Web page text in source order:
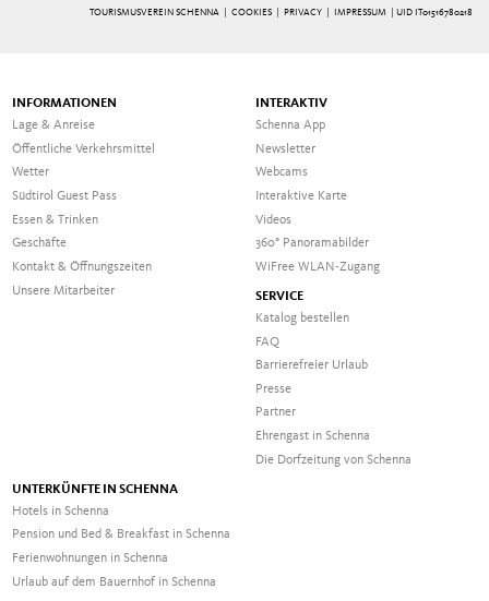
TOURISMUSVEREIN SCHENNA | COOKIES| PRIVACY| IMPRESSUM | UID IT01516780218
INFORMATIONEN
Lage & Anreise
Öffentliche Verkehrsmittel
Wetter
Südtirol Guest Pass
Essen & Trinken
Geschäfte
Kontakt & Öffnungszeiten
Unsere Mitarbeiter
INTERAKTIV
Schenna App
Newsletter
Webcams
Interaktive Karte
Videos
360° Panoramabilder
WiFree WLAN-Zugang
SERVICE
Katalog bestellen
FAQ
Barrierefreier Urlaub
Presse
Partner
Ehrengast in Schenna
Die Dorfzeitung von Schenna
UNTERKÜNFTE IN SCHENNA
Hotels in Schenna
Pension und Bed & Breakfast in Schenna
Ferienwohnungen in Schenna
Urlaub auf dem Bauernhof in Schenna